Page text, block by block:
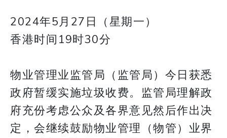
2024年5月27日（星期一）
香港时间19时30分
物业管理业监管局（监管局）今日获悉
政府暂缓实施垃圾收费。监管局理解政
府充份考虑公众及各界意见然后作出决
定，会继续鼓励物业管理（物管）业界